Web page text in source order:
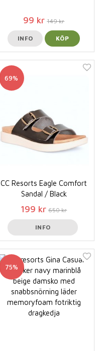
99 kr 149 kr
INFO KÖP
69%
CC Resorts Eagle Comfort
Sandal / Black
199 kr 650 kr
INFO
75%